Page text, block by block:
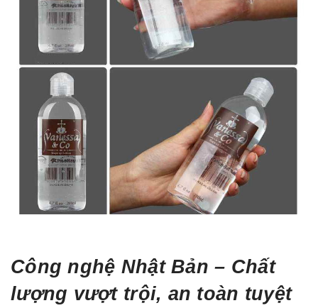
Công nghệ Nhật Bản – Chất
lượng vượt trội, an toàn tuyệt